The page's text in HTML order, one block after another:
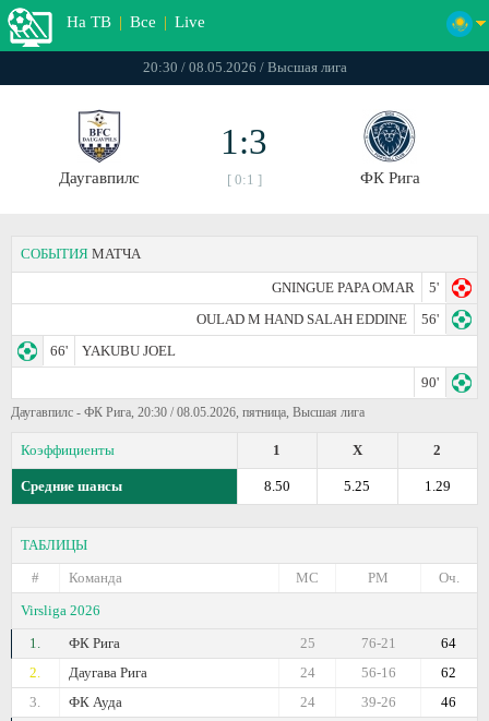
На ТВ | Все | Live
20:30 / 08.05.2026 / Высшая лига
Даугавпилс
1:3
[ 0:1 ] ФК Рига
СОБЫТИЯ МАТЧА
GNINGUE PAPA OMAR
5'
OULAD M HAND SALAH EDDINE
56'
66'
YAKUBU JOEL
90'
Даугавпилс - ФК Рига, 20:30 / 08.05.2026, пятница, Высшая лига
Коэффициенты 2
X
1
Средние шансы 1.29
5.25
8.50
ТАБЛИЦЫ
#
Команда Оч.
РМ
МС
Virsliga 2026
1.
ФК Рига 64
76-21
25
2.
Даугава Рига 62
56-16
24
3.
ФК Ауда 46
39-26
24